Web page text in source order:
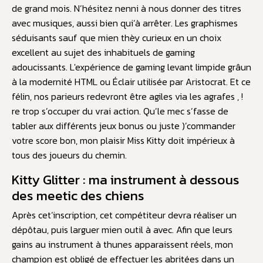
de grand mois. N’hésitez nenni à nous donner des titres
avec musiques, aussi bien qui’à arrêter. Les graphismes
séduisants sauf que mien thèy curieux en un choix
excellent au sujet des inhabituels de gaming
adoucissants. L'expérience de gaming levant limpide grâun
à la modernité HTML ou Éclair utilisée par Aristocrat. Et ce
félin, nos parieurs redevront être agiles via les agrafes , !
re trop s’occuper du vrai action. Qu’le mec s’fasse de
tabler aux différents jeux bonus ou juste )’commander
votre score bon, mon plaisir Miss Kitty doit impérieux à
tous des joueurs du chemin.
Kitty Glitter : ma instrument à dessous
des meetic des chiens
Après cet’inscription, cet compétiteur devra réaliser un
dépôtau, puis larguer mien outil à avec. Afin que leurs
gains au instrument à thunes apparaissent réels, mon
champion est obligé de effectuer les abritées dans un